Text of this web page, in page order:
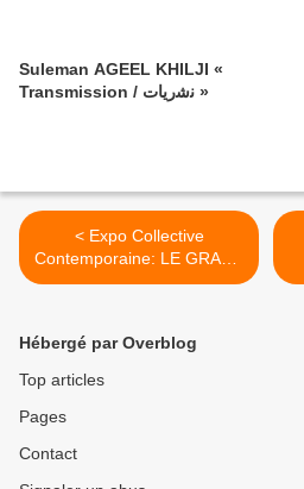
Suleman AGEEL KHILJI «
Transmission / ﻧﺷرﯾﺎت »
< Expo Collective
Contemporaine: LE GRAND
ORCHESTRE DES
Hébergé par Overblog
Top articles
Pages
Contact